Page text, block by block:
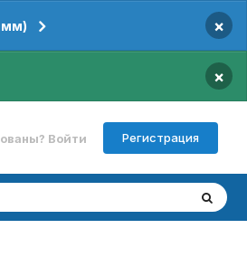
×
×
Войти Регистрация